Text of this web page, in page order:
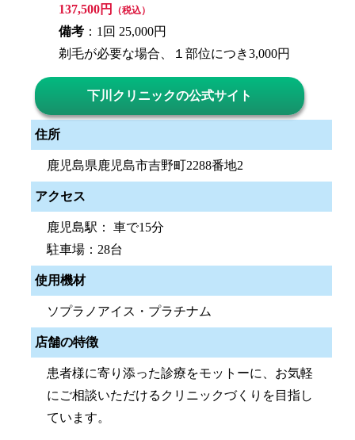
137,500円
（税込）
備考 ：1回 25,000円
剃毛が必要な場合、１部位につき3,000円
下川クリニックの公式サイト
住所
鹿児島県鹿児島市吉野町2288番地2
アクセス
鹿児島駅： 車で15分
駐車場：28台
使用機材
ソプラノアイス・プラチナム
店舗の特徴
患者様に寄り添った診療をモットーに、お気軽
にご相談いただけるクリニックづくりを目指し
ています。